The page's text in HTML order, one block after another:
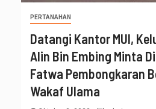
PERTANAHAN
Datangi Kantor MUI,
Alin Bin Embing Minta
Fatwa Pembongkaran
Wakaf Ulama